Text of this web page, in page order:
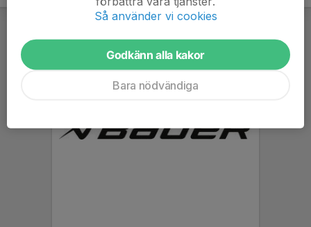
Så använder vi cookies
Godkänn alla kakor
Bara nödvändiga